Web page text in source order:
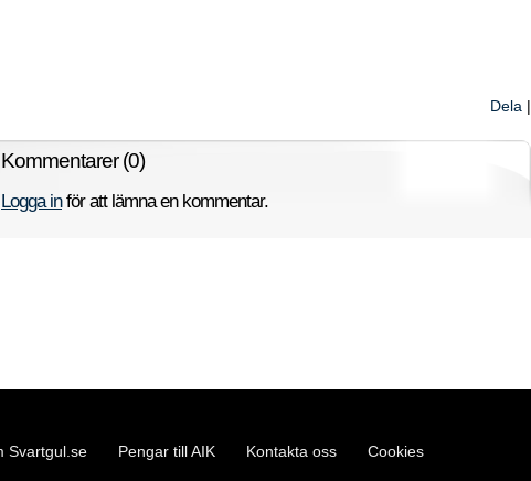
Dela |
Kommentarer (0)
Logga inför att lämna en kommentar.
Svartgul.se Pengar till AIK Kontakta oss Cookies